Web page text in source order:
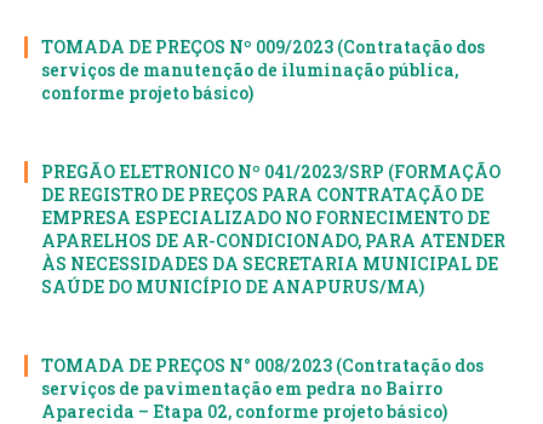
TOMADA DE PREÇOS Nº 009/2023 (Contratação dos
serviços de manutenção de iluminação pública,
conforme projeto básico)
PREGÃO ELETRONICO Nº 041/2023/SRP (FORMAÇÃO
DE REGISTRO DE PREÇOS PARA CONTRATAÇÃO DE
EMPRESA ESPECIALIZADO NO FORNECIMENTO DE
APARELHOS DE AR-CONDICIONADO, PARA ATENDER
ÀS NECESSIDADES DA SECRETARIA MUNICIPAL DE
SAÚDE DO MUNICÍPIO DE ANAPURUS/MA)
TOMADA DE PREÇOS N° 008/2023 (Contratação dos
serviços de pavimentação em pedra no Bairro
Aparecida – Etapa 02, conforme projeto básico)